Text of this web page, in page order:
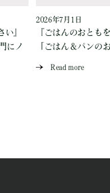
い』
にノ
2026年7月1日
『ごはんのおとも
「ごはん＆パンの
Read more